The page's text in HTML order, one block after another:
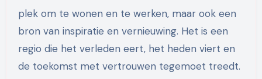
plek om te wonen en te werken, maar ook een
bron van inspiratie en vernieuwing. Het is een
regio die het verleden eert, het heden viert en
de toekomst met vertrouwen tegemoet treedt.